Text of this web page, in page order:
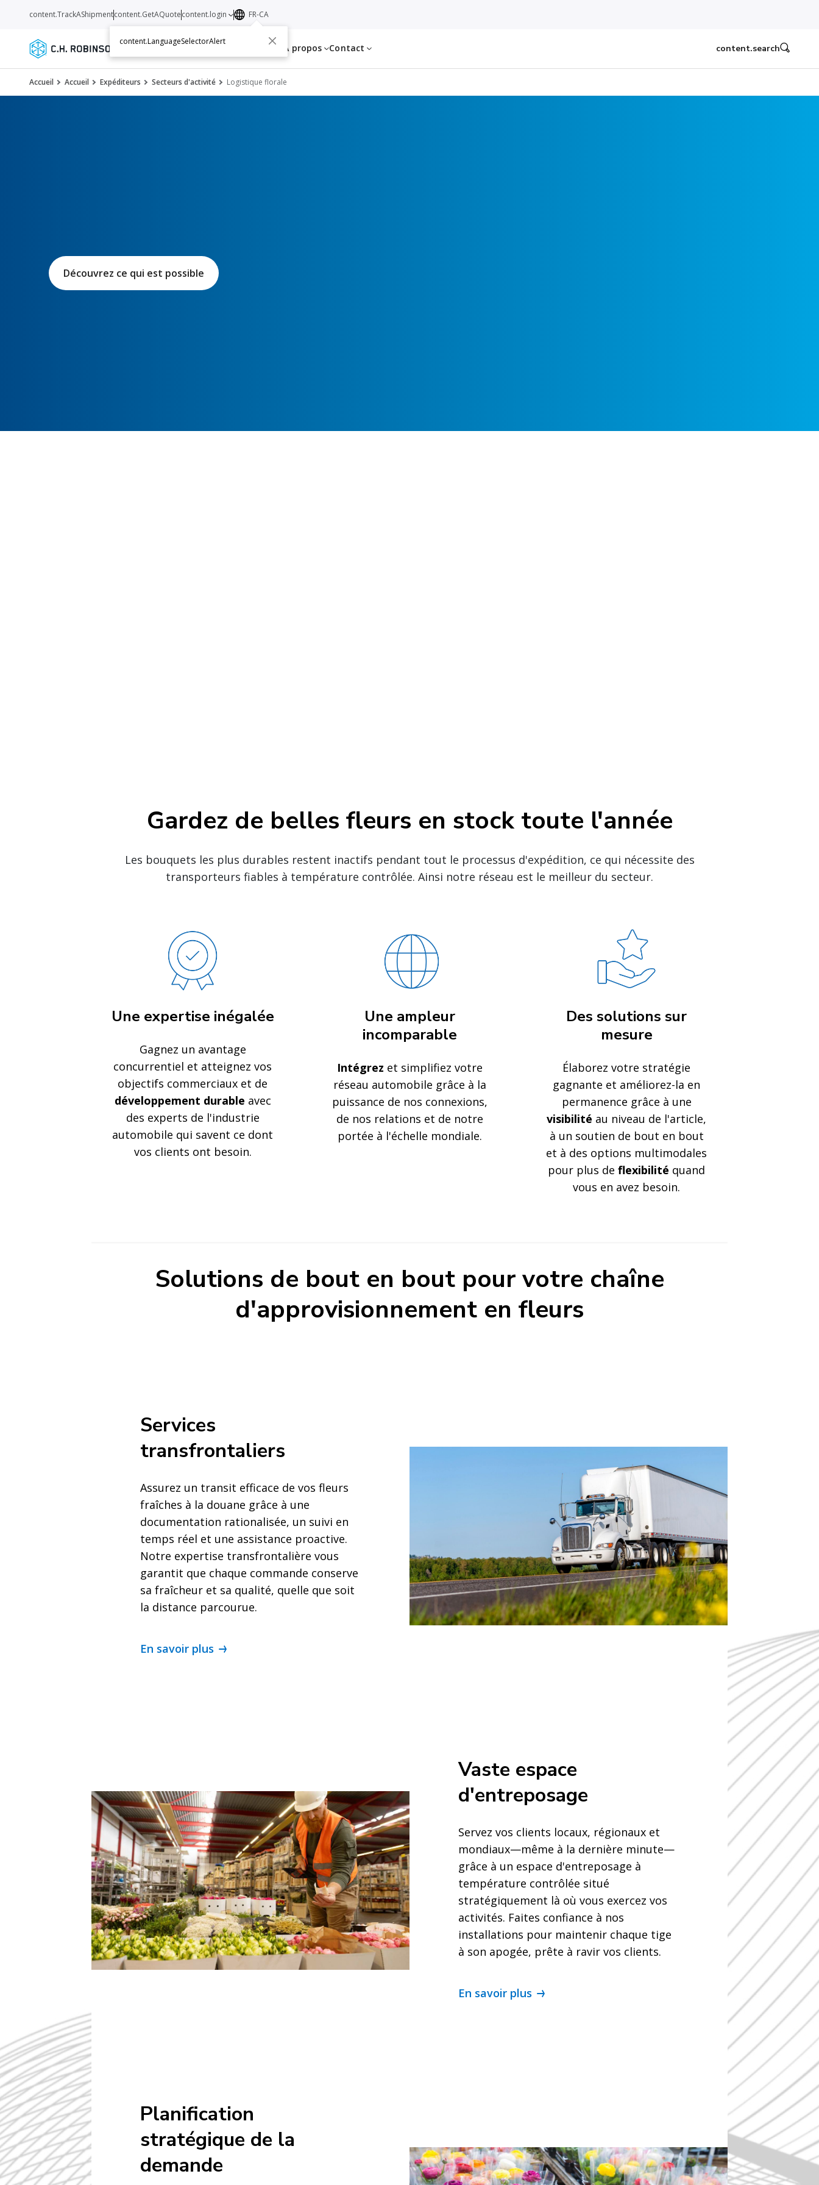
Services Transporteurs Ressources À propos Contact
content.TrackAShipmentcontent.GetAQuotecontent.login FR-CA
content.LanguageSelectorAlert
content.search
Accueil Accueil Expéditeurs Secteurs d'activité Logistique florale
Découvrez ce qui est possible
Gardez de belles fleurs en stock toute l'année
Les bouquets les plus durables restent inactifs pendant tout le processus d'expédition, ce qui nécessite des
transporteurs fiables à température contrôlée. Ainsi notre réseau est le meilleur du secteur.
Une expertise inégalée
Gagnez un avantage
concurrentiel et atteignez vos
objectifs commerciaux et de
développement durable avec
des experts de l'industrie
automobile qui savent ce dont
vos clients ont besoin.
Une ampleur
incomparable
Intégrez et simplifiez votre
réseau automobile grâce à la
puissance de nos connexions,
de nos relations et de notre
portée à l'échelle mondiale.
Des solutions sur
mesure
Élaborez votre stratégie
gagnante et améliorez-la en
permanence grâce à une
visibilité au niveau de l'article,
à un soutien de bout en bout
et à des options multimodales
pour plus de flexibilité quand
vous en avez besoin.
Solutions de bout en bout pour votre chaîne
d'approvisionnement en fleurs
Services
transfrontaliers
Assurez un transit efficace de vos fleurs
fraîches à la douane grâce à une
documentation rationalisée, un suivi en
temps réel et une assistance proactive.
Notre expertise transfrontalière vous
garantit que chaque commande conserve
sa fraîcheur et sa qualité, quelle que soit
la distance parcourue.
En savoir plus
Vaste espace
d'entreposage
Servez vos clients locaux, régionaux et
mondiaux—même à la dernière minute—
grâce à un espace d'entreposage à
température contrôlée situé
stratégiquement là où vous exercez vos
activités. Faites confiance à nos
installations pour maintenir chaque tige
à son apogée, prête à ravir vos clients.
En savoir plus
Planification
stratégique de la
demande